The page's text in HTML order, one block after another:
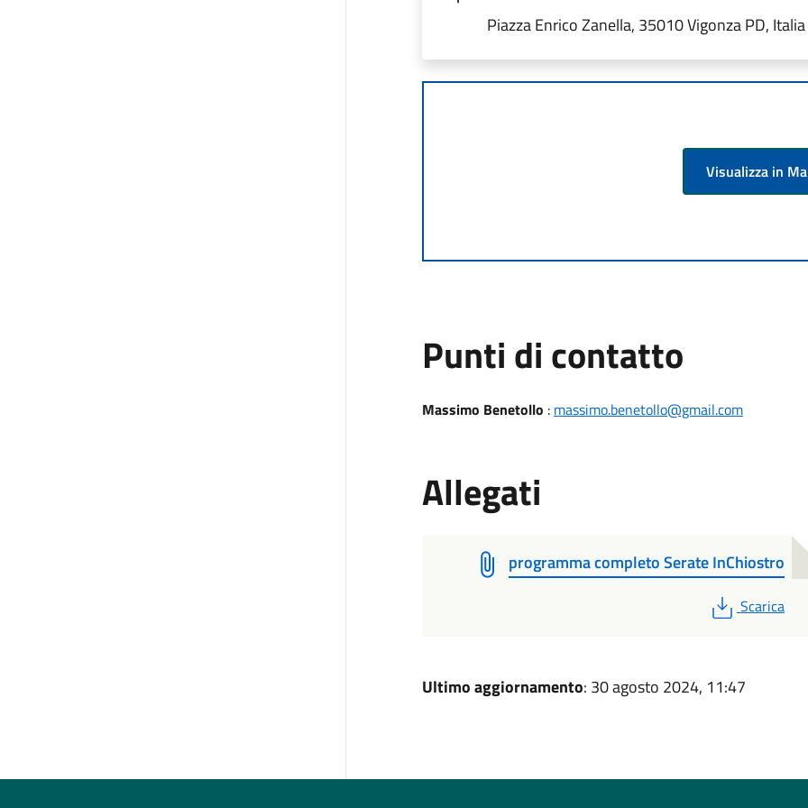
Piazza Enrico Zanella, 35010 Vigonza PD, Italia
Visualizza in
Punti di contatto
Massimo Benetollo : massimo.benetollo@gmail.com
Allegati
programma completo Serate InChiostro
PDF
Scarica
Ultimo aggiornamento: 30 agosto 2024, 11:47